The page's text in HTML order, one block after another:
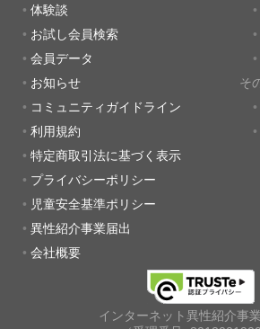
体験談
お試し会員検索
会員データ
お知らせ
コミュニティガイドライン
利用規約
特定商取引法に基づく表示
プライバシーポリシー
児童安全基準ポリシー
異性紹介事業届出
会社概要
そ
インターネット異性紹介事